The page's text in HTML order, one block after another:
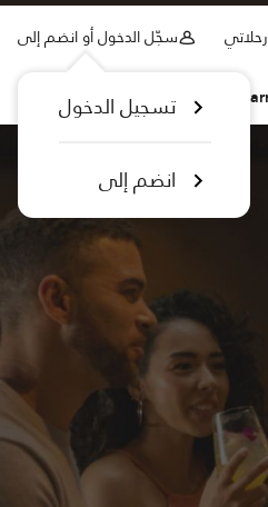
رحلاتي سجّل الدخول أو انضم إلى
تسجيل الدخول
انضم إلى